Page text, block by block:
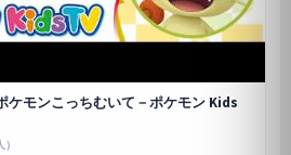
ケモンこっちむいて－ポケモン Kids